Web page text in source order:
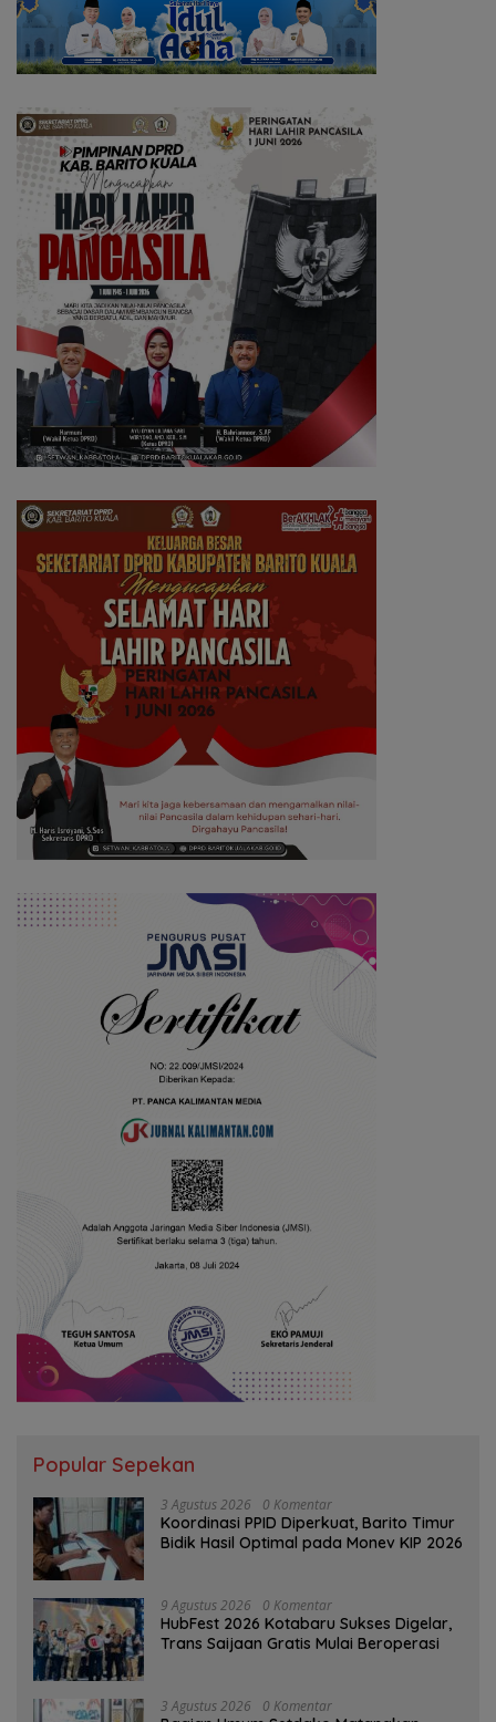
Popular Sepekan
3 Agustus 2026 0 Komentar
Koordinasi PPID Diperkuat, Barito Timur
Bidik Hasil Optimal pada Monev KIP 2026
9 Agustus 2026 0 Komentar
HubFest 2026 Kotabaru Sukses Digelar,
Trans Saijaan Gratis Mulai Beroperasi
3 Agustus 2026 0 Komentar